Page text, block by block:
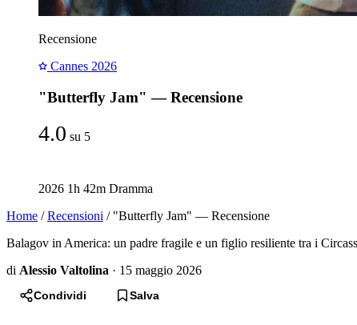
Recensione
Cannes 2026
"Butterfly Jam" — Recensione
4.0 su 5
2026 1h 42m Dramma
Home / Recensioni / "Butterfly Jam" — Recensione
Balagov in America: un padre fragile e un figlio resiliente tra i
di Alessio Valtolina · 15 maggio 2026
Condividi Salva